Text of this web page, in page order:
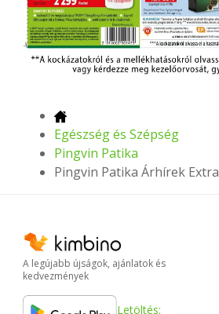
Egészség és Szépség
Pingvin Patika
Pingvin Patika Árhírek Extra
A legújabb újságok, ajánlatok és
kedvezmények
Letöltés: